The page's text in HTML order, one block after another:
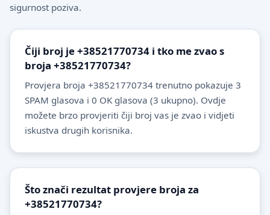
sigurnost poziva.
Čiji broj je +38521770734 i tko me zvao s
broja +38521770734?
Provjera broja +38521770734 trenutno pokazuje 3
SPAM glasova i 0 OK glasova (3 ukupno). Ovdje
možete brzo provjeriti čiji broj vas je zvao i vidjeti
iskustva drugih korisnika.
Što znači rezultat provjere broja za
+38521770734?